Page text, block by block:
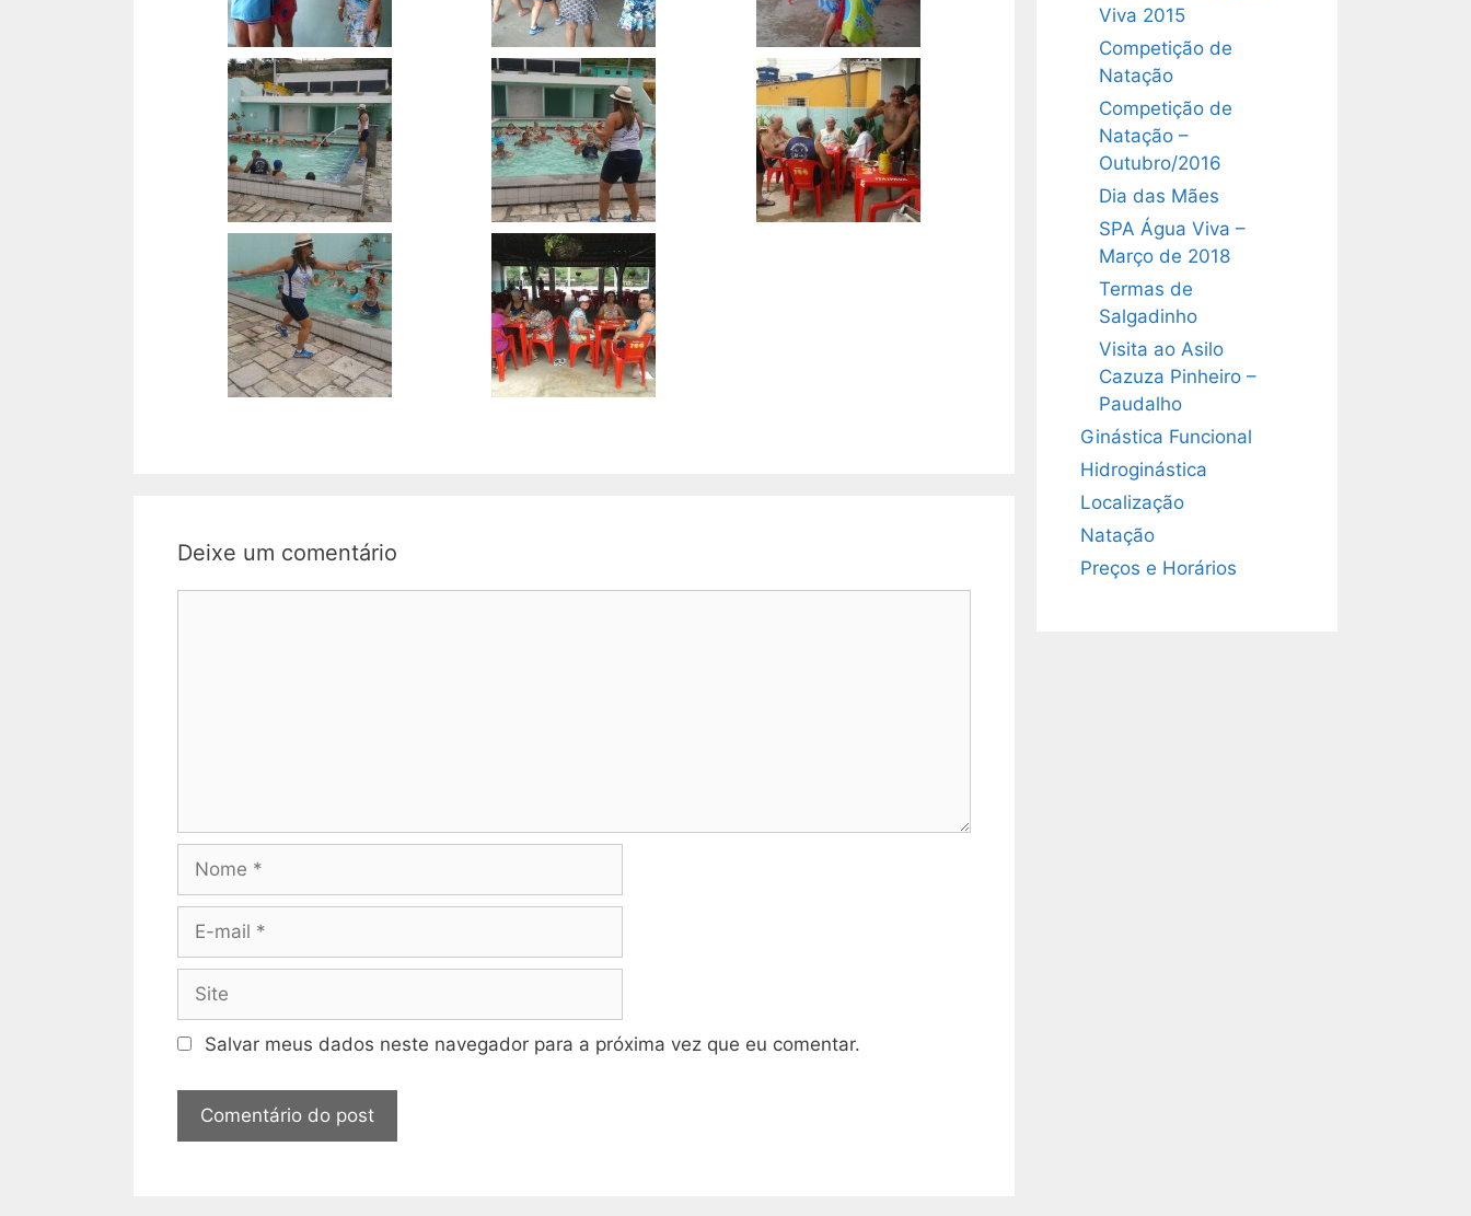
Deixe um comentário
Nome
Site
Salvar meus dados neste navegador para a próxima vez que eu comentar.
Viva 2015
Competição de
Natação
Competição de
Natação –
Outubro/2016
Dia das Mães
SPA Água Viva –
Março de 2018
Termas de
Salgadinho
Visita ao Asilo
Cazuza Pinheiro –
Paudalho
Ginástica Funcional
Hidroginástica
Localização
Natação
Preços e Horários